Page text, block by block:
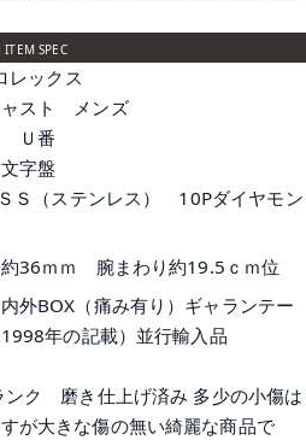
ITEM SPEC
レックス
ャスト メンズ
Ｕ番
字盤
Ｓ（ステンレス） 10Pダイヤモン
36ｍｍ 腕まわり約19.5ｃｍ位
外BOX（痛み有り）ギャランテー
年の記載）並行輸入品
ンク 磨き仕上げ済み 多少の小傷は
が大きな傷の無い綺麗な商品で